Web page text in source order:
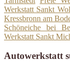
Werkstatt Sankt
Kressbronn am
Schöneiche bei
Werkstatt Sankt
Autowerkstatt